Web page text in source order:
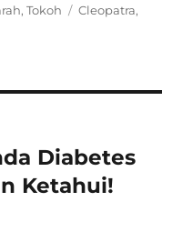
,Tokoh Tags
Cleopatra,
Diabetes
Ketahui!